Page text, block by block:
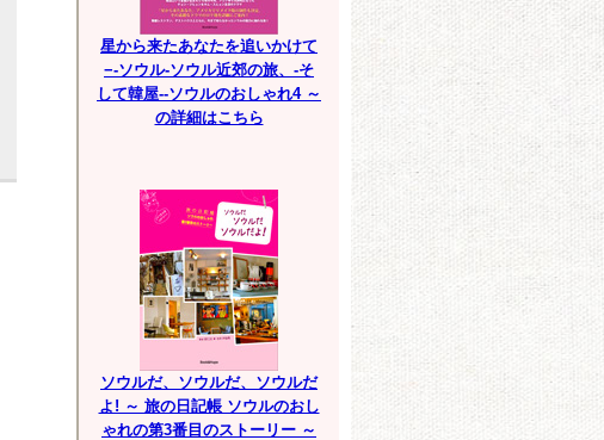
星から来たあなたを追いかけて
−-ソウル-ソウル近郊の旅、-そ
して韓屋--ソウルのおしゃれ4 ～
の詳細はこちら
ソウルだ、ソウルだ、ソウルだ
よ! ～ 旅の日記帳 ソウルのおし
ゃれの第3番目のストーリー ～